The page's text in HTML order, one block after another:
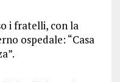
i fratelli, con la
ospedale: “Casa